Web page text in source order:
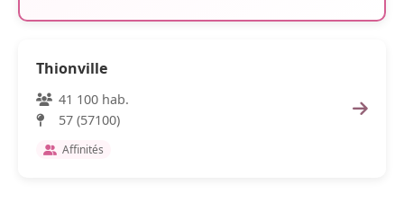
Thionville
41 100 hab.
57 (57100)
Affinités